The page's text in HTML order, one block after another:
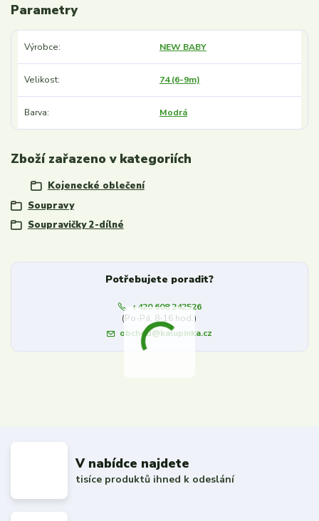
Parametry
Výrobce NEW BABY
Velikost 74 (6-9m)
Barva Modrá
Zboží zařazeno v kategoriích
Kojenecké oblečení
Soupravy
Soupravičky 2-dílné
Potřebujete poradit?
+420 608 242526
(Po-Pá, 8-16 hod.)
obchod@kalupinka.cz
V nabídce najdete
tisíce produktů ihned k odeslání